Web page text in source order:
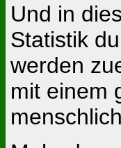
Und in
Statistik
werden
mit einem